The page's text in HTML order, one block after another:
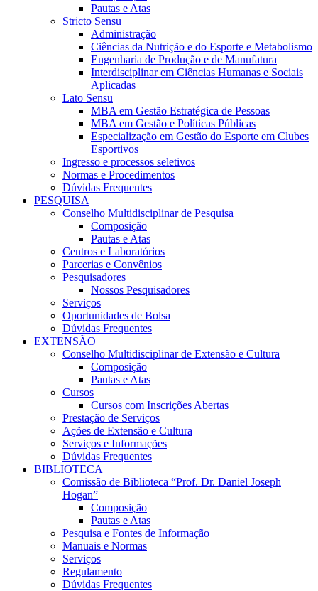
Pautas e Atas
Stricto Sensu
Administração
Ciências da Nutrição e do Esporte e Metabolismo
Engenharia de Produção e de Manufatura
Interdisciplinar em Ciências Humanas e Sociais
Aplicadas
Lato Sensu
MBA em Gestão Estratégica de Pessoas
MBA em Gestão e Políticas Públicas
Especialização em Gestão do Esporte em Clubes
Esportivos
Ingresso e processos seletivos
Normas e Procedimentos
Dúvidas Frequentes
PESQUISA
Conselho Multidisciplinar de Pesquisa
Composição
Pautas e Atas
Centros e Laboratórios
Parcerias e Convênios
Pesquisadores
Nossos Pesquisadores
Serviços
Oportunidades de Bolsa
Dúvidas Frequentes
EXTENSÃO
Conselho Multidisciplinar de Extensão e Cultura
Composição
Pautas e Atas
Cursos
Cursos com Inscrições Abertas
Prestação de Serviços
Ações de Extensão e Cultura
Serviços e Informações
Dúvidas Frequentes
BIBLIOTECA
Comissão de Biblioteca “Prof. Dr. Daniel Joseph
Hogan”
Composição
Pautas e Atas
Pesquisa e Fontes de Informação
Manuais e Normas
Serviços
Regulamento
Dúvidas Frequentes